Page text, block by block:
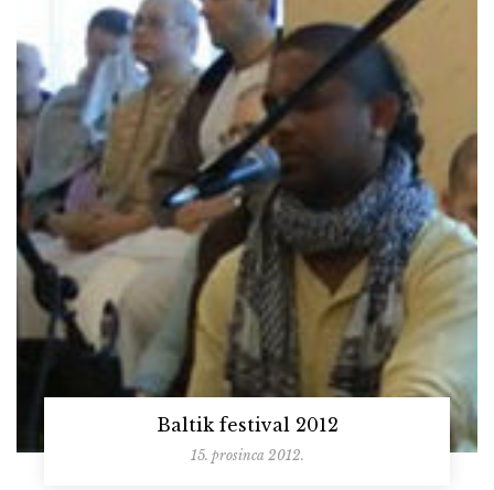
Baltik festival 2012
15. prosinca 2012.